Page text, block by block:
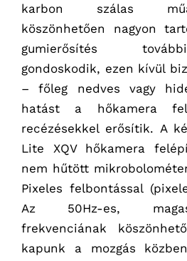
karbon szálas
köszönhetően nagyon
gumierősítés
gondoskodik, ezen kívül
– főleg nedves vagy
hatást a hőkamera
recézésekkel erősítik. A
Lite XQV hőkamera
nem hűtött
Pixeles felbontással
Az 50Hz-es,
frekvenciának
kapunk a mozgás